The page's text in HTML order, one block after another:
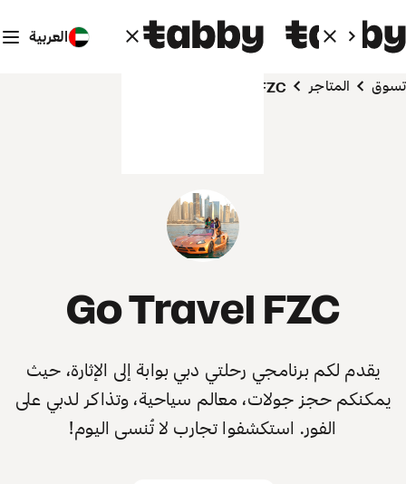
العربية
تسوق المتاجر Go Travel FZC
Go Travel FZC
يقدم لكم برنامجي رحلتي دبي بوابة إلى الإثارة، حيث
يمكنكم حجز جولات، معالم سياحية، وتذاكر لدبي على
الفور. استكشفوا تجارب لا تُنسى اليوم!